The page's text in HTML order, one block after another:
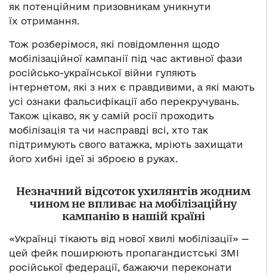
як потенційним призовникам уникнути
їх отримання.
Тож розберімося, які повідомлення щодо
мобілізаційної кампанії під час активної фази
російсько-української війни гуляють
інтернетом, які з них є правдивими, а які мають
усі ознаки фальсифікації або перекручувань.
Також цікаво, як у самій росії проходить
мобілізація та чи насправді всі, хто так
підтримують свого ватажка, мріють захищати
його хибні ідеї зі зброєю в руках.
Незначний відсоток ухилянтів жодним
чином не впливає на мобілізаційну
кампанію в нашій країні
«Українці тікають від нової хвилі мобілізації» —
цей фейк поширюють пропагандистські ЗМІ
російської федерації, бажаючи переконати